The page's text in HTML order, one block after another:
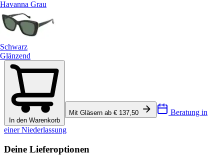
Havanna Grau
Schwarz
Glänzend
In den Warenkorb
Mit Gläsern ab € 137,50 Beratung in
einer Niederlassung
Deine Lieferoptionen